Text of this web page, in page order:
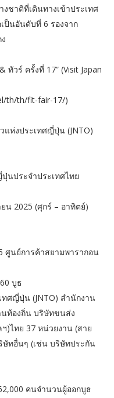
ชาติที่เดินทางเข้าประเทศ
ป็นอันดับที่ 6 รองจาก
ทัวร์ ครั้งที่ 17” (Visit Japan
th/th/fit-fair-17/)
แห่งประเทศญี่ปุ่น (JNTO)
นประจำประเทศไทย
น 2025 (ศุกร์ – อาทิตย์)
ศูนย์การค้าสยามพารากอน
บูธ
ทศญี่ปุ่น (JNTO) สำนักงาน
ท้องถิ่น บริษัทขนส่ง
)ไทย 37 หน่วยงาน (สาย
ทอื่นๆ (เช่น บริษัทประกัน
คน​จำนวนผู้ออกบูธ